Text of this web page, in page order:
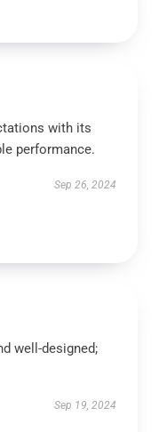
with its
performance.
Sep 26, 2024
well-designed;
Sep 19, 2024